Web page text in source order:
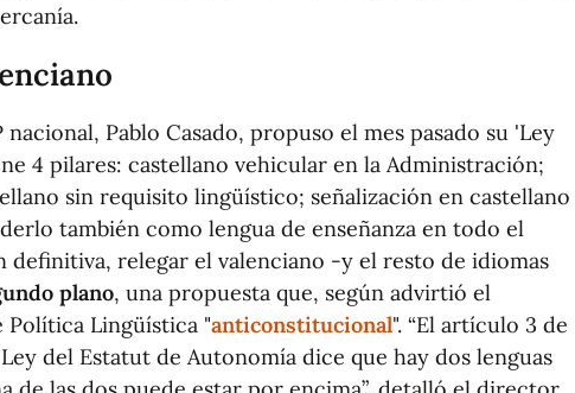
Pablo Casado, propuso el mes pasado su 'Ley
4 pilares: castellano vehicular en la Administración;
sin requisito lingüístico; señalización en castellano
también como lengua de enseñanza en todo el
definitiva, relegar el valenciano -y el resto de idiomas
plano, una propuesta que, según advirtió el
Lingüística "anticonstitucional". “El artículo 3 de
del Estatut de Autonomía dice que hay dos lenguas